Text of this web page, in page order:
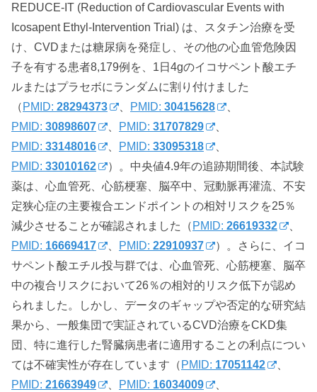
REDUCE-IT (Reduction of Cardiovascular Events with
Icosapent Ethyl-Intervention Trial) は、スタチン治療を受
け、CVDまたは糖尿病を発症し、その他の心血管危険因
子を有する患者8,179例を、1日4gのイコサペント酸エチ
ルまたはプラセボにランダムに割り付けました
（ PMID: 28294373 PMID: 30415628
PMID: 30898607 PMID: 31707829
PMID: 33148016 PMID: 33095318
PMID: 33010162
）。中央値4.9年の追跡期間後、本試験
薬は、心血管死、心筋梗塞、脳卒中、冠動脈再灌流、不安
定狭心症の主要複合エンドポイントの相対リスクを25％
減少させることが確認されました（ PMID: 26619332
PMID: 16669417 PMID: 22910937
）。さらに、イコ
サペント酸エチル投与群では、心血管死、心筋梗塞、脳卒
中の複合リスクにおいて26％の相対的リスク低下が認め
られました。しかし、データのギャップや否定的な研究結
果から、一般集団で実証されているCVD治療をCKD集
団、特に進行した腎臓病患者に適用することの利点につい
ては不確実性が存在しています（ PMID: 17051142
PMID: 21663949 PMID: 16034009